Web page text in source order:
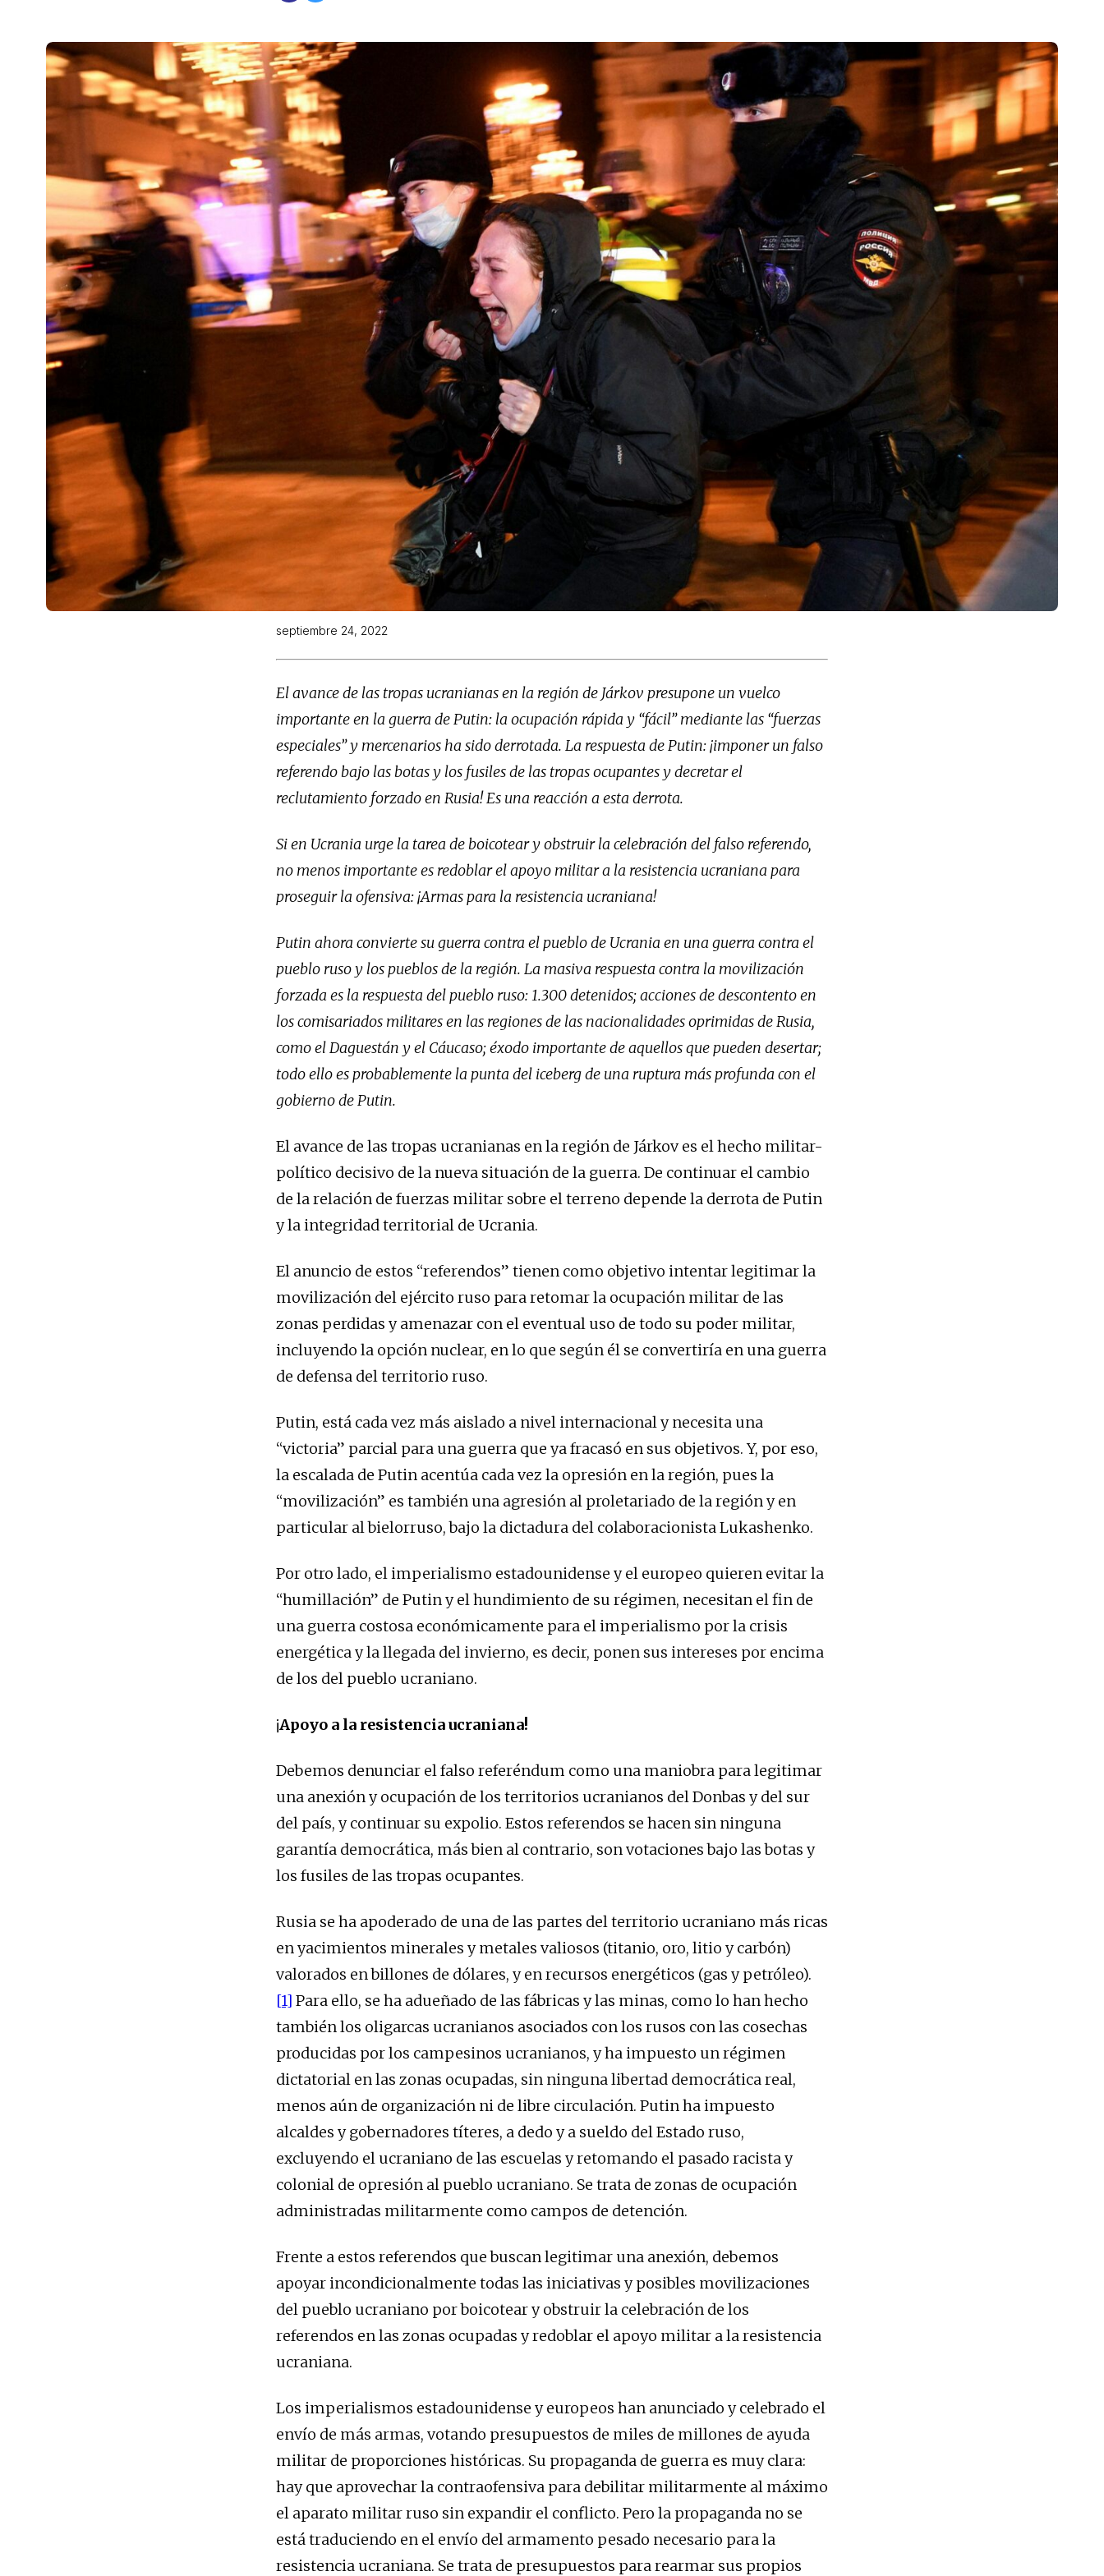
septiembre 24, 2022
El avance de las tropas ucranianas en la región de Járkov presupone un vuelco
importante en la guerra de Putin: la ocupación rápida y “fácil” mediante las “fuerzas
especiales” y mercenarios ha sido derrotada. La respuesta de Putin: ¡imponer un falso
referendo bajo las botas y los fusiles de las tropas ocupantes y decretar el
reclutamiento forzado en Rusia! Es una reacción a esta derrota.
Si en Ucrania urge la tarea de boicotear y obstruir la celebración del falso referendo,
no menos importante es redoblar el apoyo militar a la resistencia ucraniana para
proseguir la ofensiva: ¡Armas para la resistencia ucraniana!
Putin ahora convierte su guerra contra el pueblo de Ucrania en una guerra contra el
pueblo ruso y los pueblos de la región. La masiva respuesta contra la movilización
forzada es la respuesta del pueblo ruso: 1.300 detenidos; acciones de descontento en
los comisariados militares en las regiones de las nacionalidades oprimidas de Rusia,
como el Daguestán y el Cáucaso; éxodo importante de aquellos que pueden desertar;
todo ello es probablemente la punta del iceberg de una ruptura más profunda con el
gobierno de Putin.
El avance de las tropas ucranianas en la región de Járkov es el hecho militar-
político decisivo de la nueva situación de la guerra. De continuar el cambio
de la relación de fuerzas militar sobre el terreno depende la derrota de Putin
y la integridad territorial de Ucrania.
El anuncio de estos “referendos” tienen como objetivo intentar legitimar la
movilización del ejército ruso para retomar la ocupación militar de las
zonas perdidas y amenazar con el eventual uso de todo su poder militar,
incluyendo la opción nuclear, en lo que según él se convertiría en una guerra
de defensa del territorio ruso.
Putin, está cada vez más aislado a nivel internacional y necesita una
“victoria” parcial para una guerra que ya fracasó en sus objetivos. Y, por eso,
la escalada de Putin acentúa cada vez la opresión en la región, pues la
“movilización” es también una agresión al proletariado de la región y en
particular al bielorruso, bajo la dictadura del colaboracionista Lukashenko.
Por otro lado, el imperialismo estadounidense y el europeo quieren evitar la
“humillación” de Putin y el hundimiento de su régimen, necesitan el fin de
una guerra costosa económicamente para el imperialismo por la crisis
energética y la llegada del invierno, es decir, ponen sus intereses por encima
de los del pueblo ucraniano.
¡Apoyo a la resistencia ucraniana!
Debemos denunciar el falso referéndum como una maniobra para legitimar
una anexión y ocupación de los territorios ucranianos del Donbas y del sur
del país, y continuar su expolio. Estos referendos se hacen sin ninguna
garantía democrática, más bien al contrario, son votaciones bajo las botas y
los fusiles de las tropas ocupantes.
Rusia se ha apoderado de una de las partes del territorio ucraniano más ricas
en yacimientos minerales y metales valiosos (titanio, oro, litio y carbón)
valorados en billones de dólares, y en recursos energéticos (gas y petróleo).
[1] Para ello, se ha adueñado de las fábricas y las minas, como lo han hecho
también los oligarcas ucranianos asociados con los rusos con las cosechas
producidas por los campesinos ucranianos, y ha impuesto un régimen
dictatorial en las zonas ocupadas, sin ninguna libertad democrática real,
menos aún de organización ni de libre circulación. Putin ha impuesto
alcaldes y gobernadores títeres, a dedo y a sueldo del Estado ruso,
excluyendo el ucraniano de las escuelas y retomando el pasado racista y
colonial de opresión al pueblo ucraniano. Se trata de zonas de ocupación
administradas militarmente como campos de detención.
Frente a estos referendos que buscan legitimar una anexión, debemos
apoyar incondicionalmente todas las iniciativas y posibles movilizaciones
del pueblo ucraniano por boicotear y obstruir la celebración de los
referendos en las zonas ocupadas y redoblar el apoyo militar a la resistencia
ucraniana.
Los imperialismos estadounidense y europeos han anunciado y celebrado el
envío de más armas, votando presupuestos de miles de millones de ayuda
militar de proporciones históricas. Su propaganda de guerra es muy clara:
hay que aprovechar la contraofensiva para debilitar militarmente al máximo
el aparato militar ruso sin expandir el conflicto. Pero la propaganda no se
está traduciendo en el envío del armamento pesado necesario para la
resistencia ucraniana. Se trata de presupuestos para rearmar sus propios